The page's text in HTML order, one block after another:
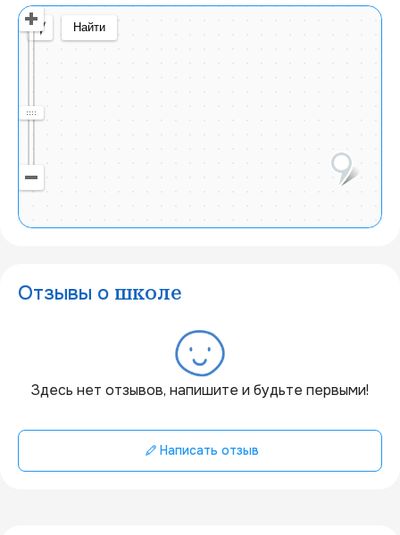
Найти
Отзывы о школе
Здесь нет отзывов, напишите и будьте первыми!
Написать отзыв